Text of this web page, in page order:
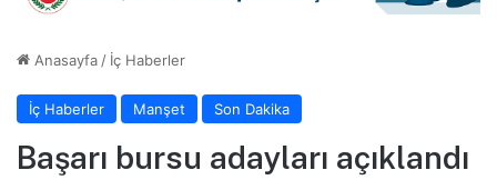
Anasayfa / İç Haberler
İç Haberler Manşet Son Dakika
Başarı bursu adayları açıklandı